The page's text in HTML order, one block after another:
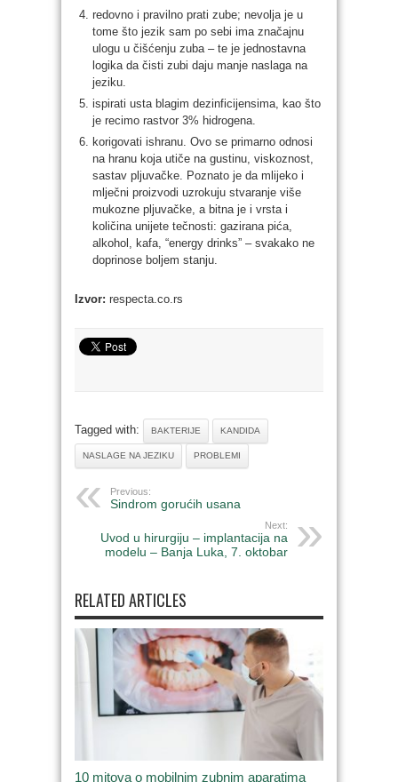
redovno i pravilno prati zube; nevolja je u
tome što jezik sam po sebi ima značajnu
ulogu u čišćenju zuba – te je jednostavna
logika da čisti zubi daju manje naslaga na
jeziku.
ispirati usta blagim dezinficijensima, kao što
je recimo rastvor 3% hidrogena.
korigovati ishranu. Ovo se primarno odnosi
na hranu koja utiče na gustinu, viskoznost,
sastav pljuvačke. Poznato je da mlijeko i
mlječni proizvodi uzrokuju stvaranje više
mukozne pljuvačke, a bitna je i vrsta i
količina unijete tečnosti: gazirana pića,
alkohol, kafa, “energy drinks” – svakako ne
doprinose boljem stanju.
Izvor: respecta.co.rs
Tagged with: BAKTERIJE KANDIDA
NASLAGE NA JEZIKU PROBLEMI
Previous:
Sindrom gorućih usana
Next:
Uvod u hirurgiju – implantacija na
modelu – Banja Luka, 7. oktobar
RELATED ARTICLES
10 mitova o mobilnim zubnim aparatima